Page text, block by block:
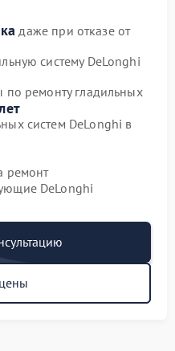
даже при отказе от
систему DeLonghi
по ремонту гладильных
систем DeLonghi в
ремонт
DeLonghi